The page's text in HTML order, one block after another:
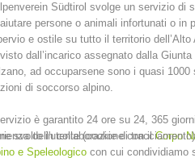
del soccorso
- START ITAT
Südtirol svolge un servizio di
persone o animali infortunati o in
e ostile su tutto il territorio dell’Alto
dall’incarico assegnato dalla
ad occuparsene sono i quasi 1000
di soccorso alpino.
è garantito 24 ore su 24, 365
svolto in collaborazione con ilCorpo
e Speleologicocon cui condividiamo
dell'utente (cookie di